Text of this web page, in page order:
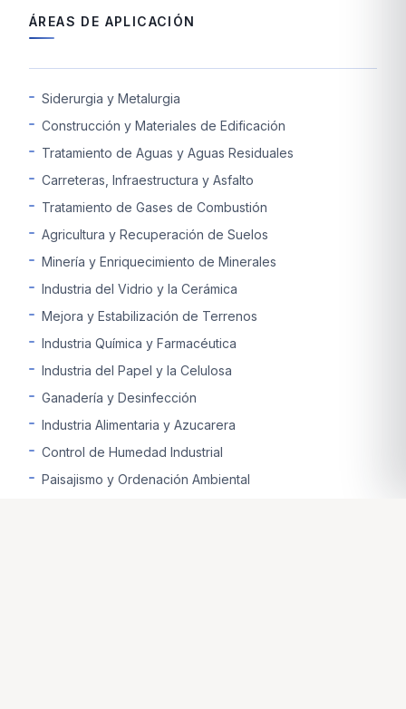
ÁREAS DE APLICACIÓN
Siderurgia y Metalurgia
Construcción y Materiales de Edificación
Tratamiento de Aguas y Aguas Residuales
Carreteras, Infraestructura y Asfalto
Tratamiento de Gases de Combustión
Agricultura y Recuperación de Suelos
Minería y Enriquecimiento de Minerales
Industria del Vidrio y la Cerámica
Mejora y Estabilización de Terrenos
Industria Química y Farmacéutica
Industria del Papel y la Celulosa
Ganadería y Desinfección
Industria Alimentaria y Azucarera
Control de Humedad Industrial
Paisajismo y Ordenación Ambiental